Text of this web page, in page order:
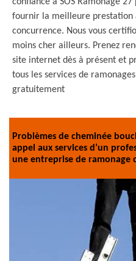
fournir la meilleure prestation
concurrence. Nous vous
moins cher ailleurs. Prenez
site internet dès à présent et
tous les services de
gratuitement
Problèmes de cheminée
appel aux services d’un
une entreprise de ramonage